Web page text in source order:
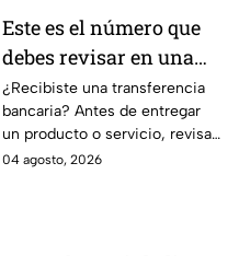
Este es el número que
debes revisar en una
transferencia bancaria
para evitar fraudes
¿Recibiste una transferencia
bancaria? Antes de entregar
un producto o servicio, revisa
este número clave para
04 agosto, 2026